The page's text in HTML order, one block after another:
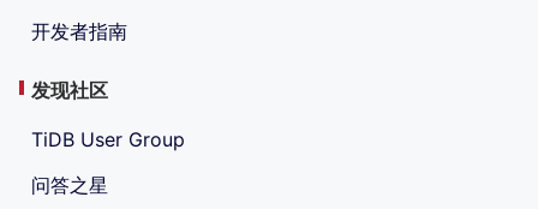
开发者指南
发现社区
TiDB User Group
问答之星